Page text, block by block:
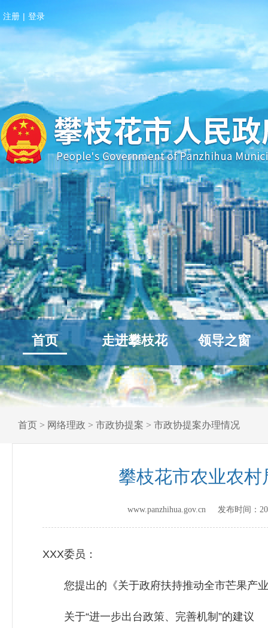
注册 | 登录
首页 走进攀枝花 领导之窗
首页 > 网络理政 > 市政协提案 > 市政协提案办理情况
攀枝花市农业农
www.panzhihua.gov.cn 发布时间：
XXX委员：
您提出的《关于政府扶持推动全市芒果产业
关于“进一步出台政策、完善机制”的建议